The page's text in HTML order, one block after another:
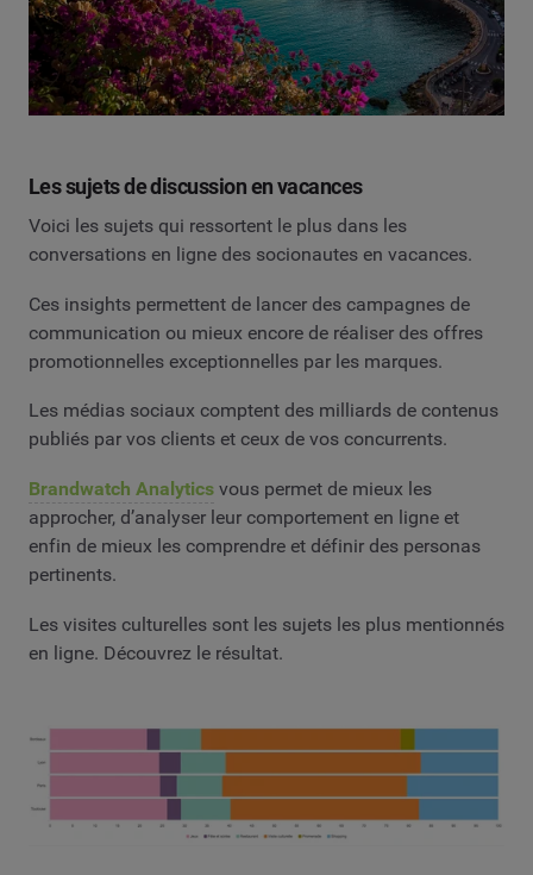
Les sujets de discussion en vacances
Voici les sujets qui ressortent le plus dans les
conversations en ligne des socionautes en vacances.
Ces insights permettent de lancer des campagnes de
communication ou mieux encore de réaliser des offres
promotionnelles exceptionnelles par les marques.
Les médias sociaux comptent des milliards de contenus
publiés par vos clients et ceux de vos concurrents.
Brandwatch Analytics vous permet de mieux les
approcher, d’analyser leur comportement en ligne et
enfin de mieux les comprendre et définir des personas
pertinents.
Les visites culturelles sont les sujets les plus mentionnés
en ligne. Découvrez le résultat.